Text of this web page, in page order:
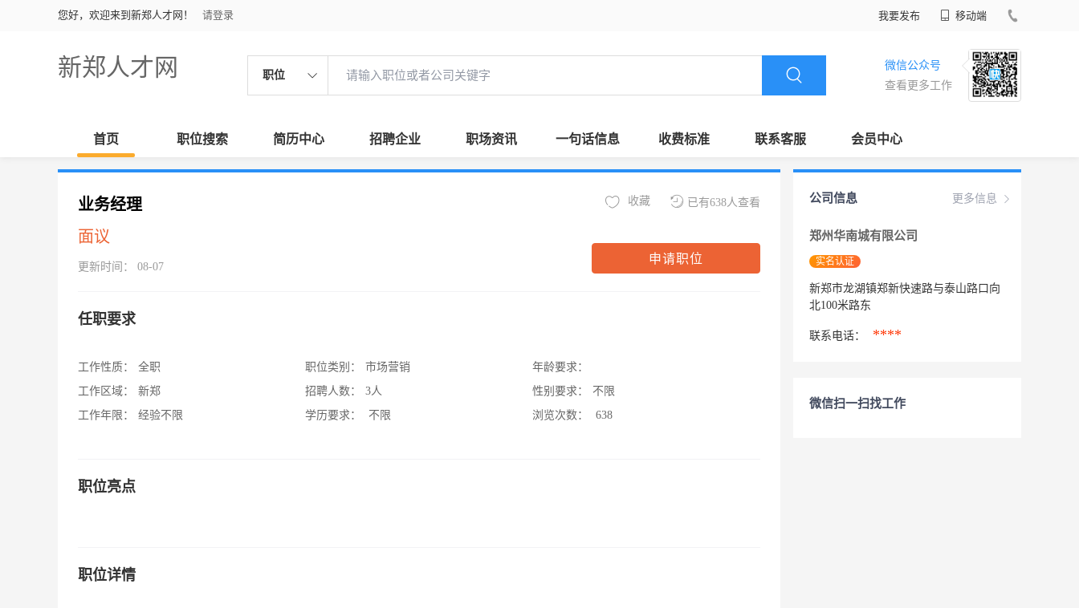
您好，欢迎来到新郑人才网！ 请登录 我要发布 移动端
新郑人才网 职位
微信公众号
查看更多工作
首页 职位搜索 简历中心 招聘企业 职场资讯 一句话信息 收费标准 联系客服 会员中心
业务经理
面议
更新时间： 08-07
已有638人查看
收藏
申请职位
任职要求
工作性质：
全职
工作区域：
新郑
工作年限：
经验不限
职位类别：
市场营销
招聘人数：
3人
学历要求：
不限
年龄要求：
性别要求：
不限
浏览次数：
638
职位亮点
职位详情
更多信息
公司信息
郑州华南城有限公司
实名认证
新郑市龙湖镇郑新快速路与泰山路口向
北100米路东
联系电话： ****
微信扫一扫找工作